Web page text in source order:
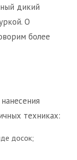
дикий
О
более
техниках:
досок;